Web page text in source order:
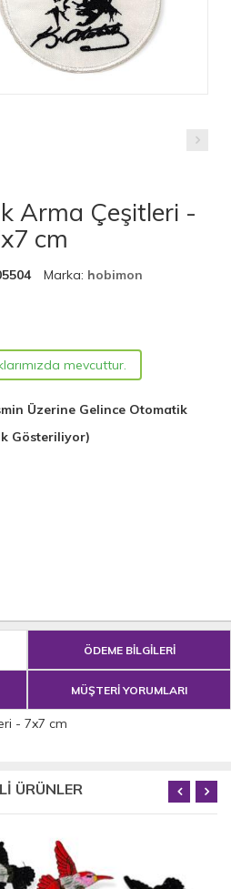
Arma Çeşitleri -
cm
Marka: hobimon
mevcuttur.
Üzerine Gelince Otomatik
Gösteriliyor)
ÖDEME BİLGİLERİ
MÜŞTERİ YORUMLARI
- 7x7 cm
ÜRÜNLER